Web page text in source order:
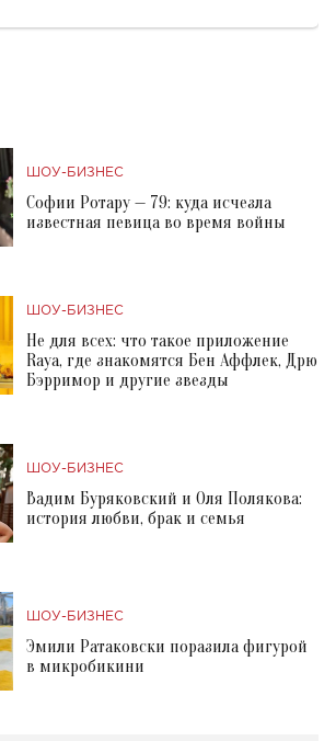
ШОУ-БИЗНЕС
Софии Ротару — 79: куда исчезла
известная певица во время войны
ШОУ-БИЗНЕС
Не для всех: что такое приложение
Raya, где знакомятся Бен Аффлек, Дрю
Бэрримор и другие звезды
ШОУ-БИЗНЕС
Вадим Буряковский и Оля Полякова:
история любви, брак и семья
ШОУ-БИЗНЕС
Эмили Ратаковски поразила фигурой
в микробикини